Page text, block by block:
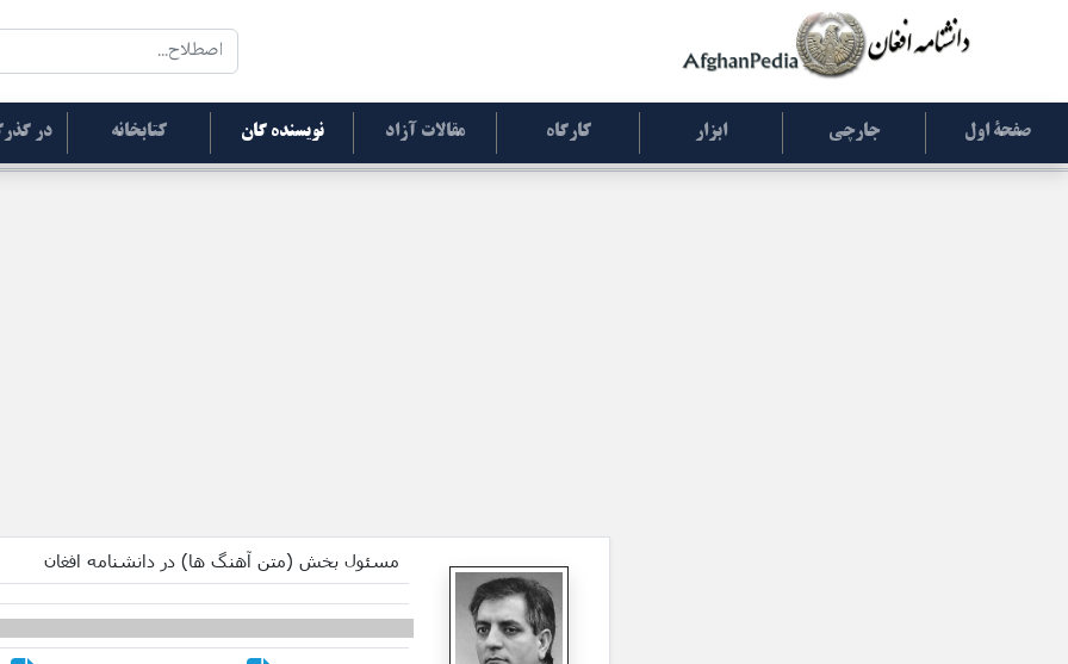
صفحۀ اول جارچی ابزار کارگاه مقالات آزاد نویسنده گان کتابخانه در
مسئول بخش (متن آهنگ ها) در دانشنامه افغان